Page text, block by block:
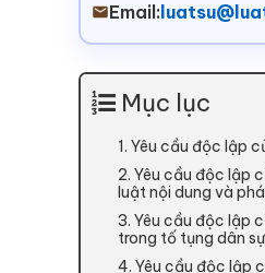
Email:
Mục lục
1. Yêu cầu độc lập
2. Yêu cầu độc lập
luật nội dung và
3. Yêu cầu độc lập
trong tố tụng dân
4. Yêu cầu độc lập